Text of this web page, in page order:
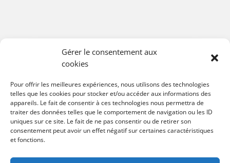
Gérer le consentement aux
cookies
Pour offrir les meilleures expériences, nous utilisons des technologies
telles que les cookies pour stocker et/ou accéder aux informations des
appareils. Le fait de consentir à ces technologies nous permettra de
traiter des données telles que le comportement de navigation ou les ID
uniques sur ce site. Le fait de ne pas consentir ou de retirer son
consentement peut avoir un effet négatif sur certaines caractéristiques
et fonctions.
Nous contacter